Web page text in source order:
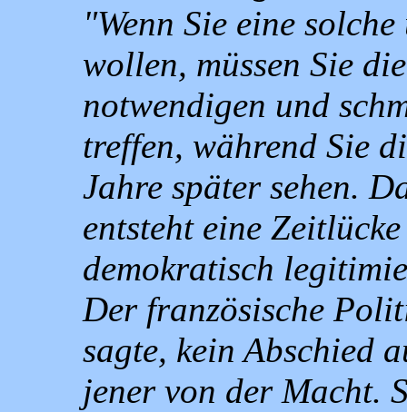
"Wenn Sie eine
wollen, müssen Sie die
notwendigen und
treffen, während Sie
Jahre später sehen.
entsteht eine
demokratisch
Der französische
sagte, kein Abschied
jener von der Macht.